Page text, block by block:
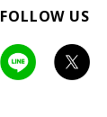
FOLLOW US